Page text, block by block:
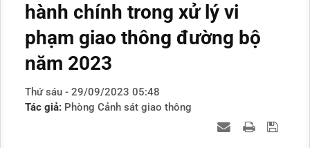
hành chính trong xử lý vi
phạm giao thông đường bộ
năm 2023
Thứ sáu - 29/09/2023 05:48
Tác giả: Phòng Cảnh sát giao thông